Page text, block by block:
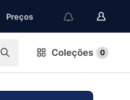
Preços
Coleções 0